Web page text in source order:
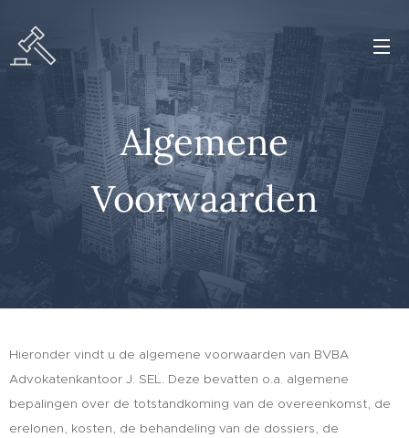
Algemene
Voorwaarden
Hieronder vindt u de algemene voorwaarden van BVBA
Advokatenkantoor J. SEL. Deze bevatten o.a. algemene
bepalingen over de totstandkoming van de overeenkomst, de
erelonen, kosten, de behandeling van de dossiers, de